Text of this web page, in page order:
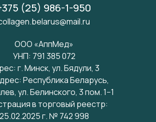
(25) 986-1-950
ООО «АппМед»
УНП: 791 385 072
г. Минск, ул. Бядули, 3
Республика Беларусь,
ул. Белинского, 3 пом. 1−1
в торговый реестр:
25.02.2025 г. № 742 998